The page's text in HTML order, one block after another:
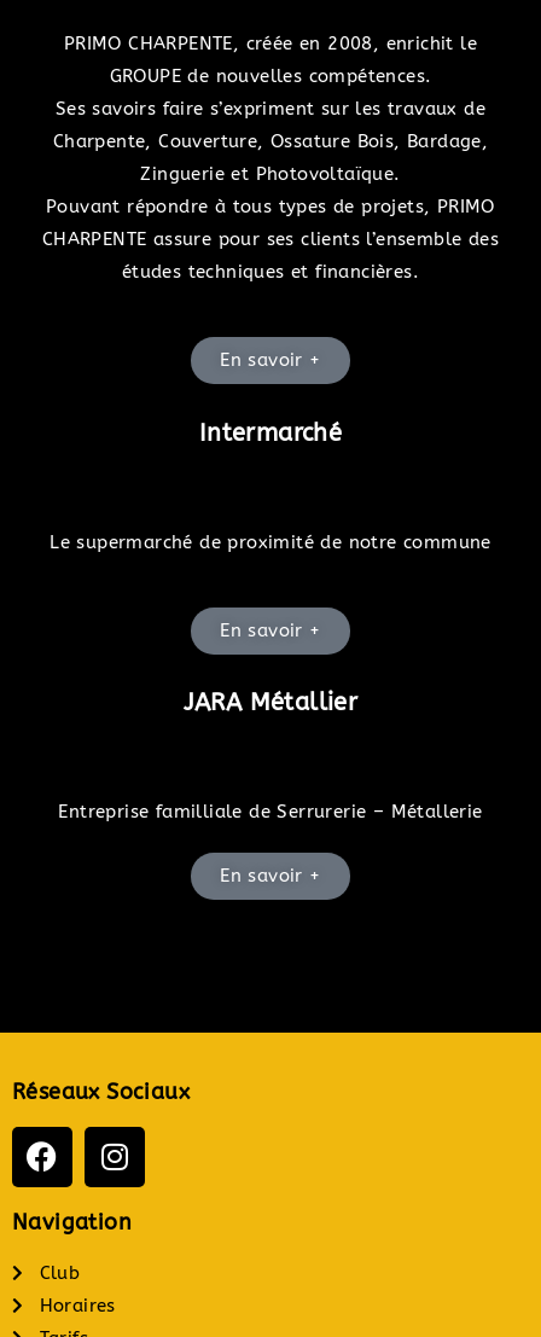
PRIMO CHARPENTE, créée en 2008, enrichit le
GROUPE de nouvelles compétences.
Ses savoirs faire s’expriment sur les travaux de
Charpente, Couverture, Ossature Bois, Bardage,
Zinguerie et Photovoltaïque.
Pouvant répondre à tous types de projets, PRIMO
CHARPENTE assure pour ses clients l’ensemble des
études techniques et financières.
En savoir +
Intermarché
Le supermarché de proximité de notre commune
En savoir +
JARA Métallier
Entreprise familliale de Serrurerie – Métallerie
En savoir +
Réseaux Sociaux
Navigation
Club
Horaires